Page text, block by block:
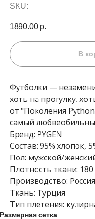
SKU:
1890.00 р.
В
Футболки —
хоть на прогулку,
от "Поколения
самый
Бренд: PYGEN
Состав: 95% хлопок,
Пол: мужской/
Плотность ткани: 180
Производство: Россия
Ткань: Турция
Тип плетения:
Размерная сетка